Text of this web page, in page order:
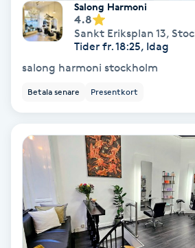
Ombre brows
Ombre naglar
Ortopedi
Osteopati
Salong Harmoni
4.8
Sankt Eriksplan 13,
Tider fr. 18:25, Idag
salong harmoni stockholm
Betala senare Presentkort